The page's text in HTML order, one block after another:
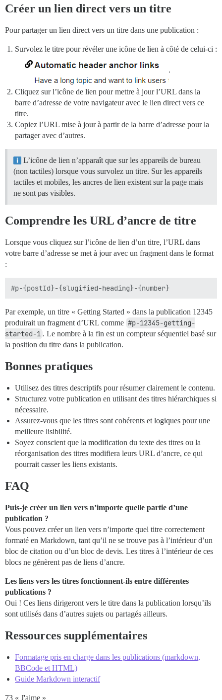
Créer un lien direct vers un titre
Pour partager un lien direct vers un titre dans une publication :
Survolez le titre pour révéler une icône de lien à côté de celui-ci :
.
Cliquez sur l’icône de lien pour mettre à jour l’URL dans la
barre d’adresse de votre navigateur avec le lien direct vers ce
titre.
Copiez l’URL mise à jour à partir de la barre d’adresse pour la
partager avec d’autres.
L’icône de lien n’apparaît que sur les appareils de bureau
(non tactiles) lorsque vous survolez un titre. Sur les appareils
tactiles et mobiles, les ancres de lien existent sur la page mais
ne sont pas visibles.
Comprendre les URL d’ancre de titre
Lorsque vous cliquez sur l’icône de lien d’un titre, l’URL dans
votre barre d’adresse se met à jour avec un fragment dans le format
:
Par exemple, un titre « Getting Started » dans la publication 12345
produirait un fragment d’URL comme #p-12345-getting-
started-1 . Le nombre à la fin est un compteur séquentiel basé sur
la position du titre dans la publication.
Bonnes pratiques
Utilisez des titres descriptifs pour résumer clairement le contenu.
Structurez votre publication en utilisant des titres hiérarchiques si
nécessaire.
Assurez-vous que les titres sont cohérents et logiques pour une
meilleure lisibilité.
Soyez conscient que la modification du texte des titres ou la
réorganisation des titres modifiera leurs URL d’ancre, ce qui
pourrait casser les liens existants.
FAQ
Puis-je créer un lien vers n’importe quelle partie d’une
publication ?
Vous pouvez créer un lien vers n’importe quel titre correctement
formaté en Markdown, tant qu’il ne se trouve pas à l’intérieur d’un
bloc de citation ou d’un bloc de devis. Les titres à l’intérieur de ces
blocs ne génèrent pas de liens d’ancre.
Les liens vers les titres fonctionnent-ils entre différentes
publications ?
Oui ! Ces liens dirigeront vers le titre dans la publication lorsqu’ils
sont utilisés dans d’autres sujets ou partagés ailleurs.
Ressources supplémentaires
Formatage pris en charge dans les publications (markdown,
BBCode et HTML)
Guide Markdown interactif
73 « J'aime »